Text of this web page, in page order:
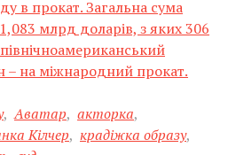
в прокат. Загальна сума
млрд доларів, з яких 306
– на міжнародний прокат.
, Аватар, акторка,
Кілчер, крадіжка образу,